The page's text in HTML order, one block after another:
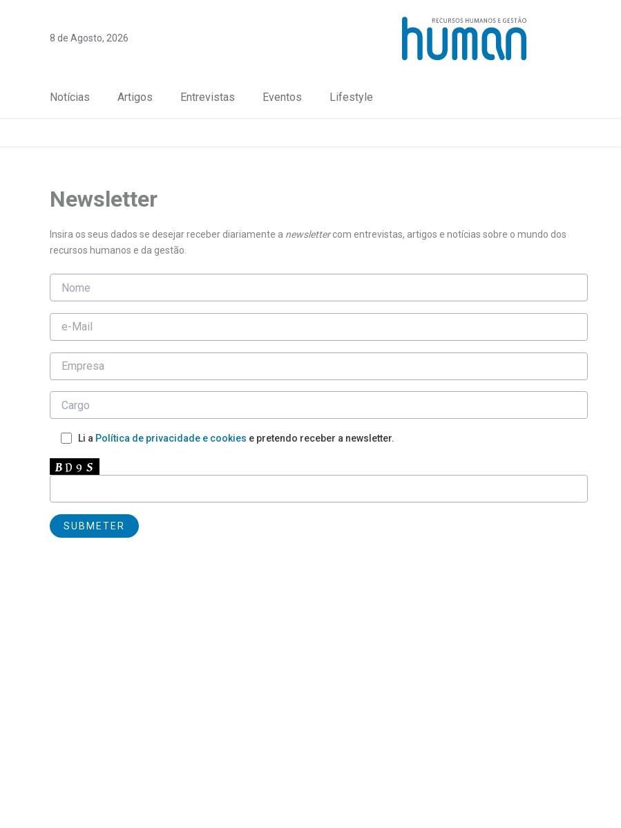
8 de Agosto, 2026
Notícias Artigos Entrevistas Eventos Lifestyle
Newsletter
Insira os seus dados se desejar receber diariamente a newslettercom entrevistas, artigos e notícias sobre o mundo dos
recursos humanos e da gestão.
Li a Política de privacidade e cookies e pretendo receber a newsletter.